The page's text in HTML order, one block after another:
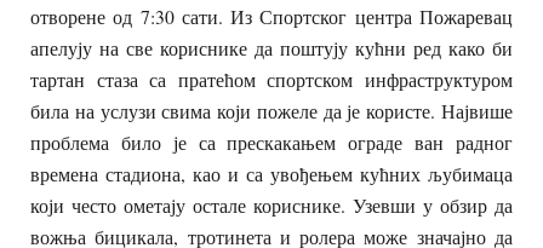
отворене од 7:30 сати. Из Спортског центра Пожаревац
апелују на све кориснике да поштују кућни ред како би
тартан стаза са пратећом спортском инфраструктуром
била на услузи свима који пожеле да је користе. Највише
проблема било је са прескакањем ограде ван радног
времена стадиона, као и са увођењем кућних љубимаца
који често ометају остале кориснике. Узевши у обзир да
вожња бицикала, тротинета и ролера може значајно да